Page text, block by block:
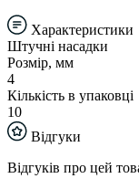
Характеристики
Штучні насадки
Розмір, мм
4
Кількість в упаковці
10
Відгуки
Відгуків про цей